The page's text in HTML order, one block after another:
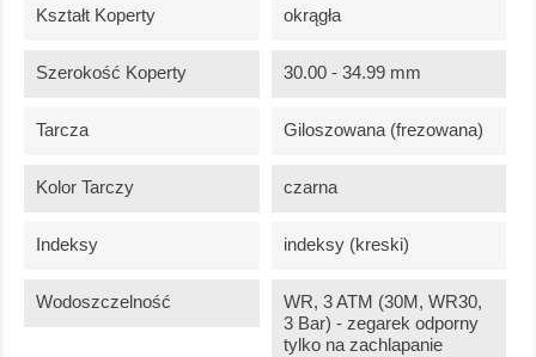
Kształt Koperty okrągła
Szerokość Koperty 30.00 - 34.99 mm
Tarcza Giloszowana (frezowana)
Kolor Tarczy czarna
Indeksy indeksy (kreski)
Wodoszczelność
WR, 3 ATM (30M, WR30,
3 Bar) - zegarek odporny
tylko na zachlapanie